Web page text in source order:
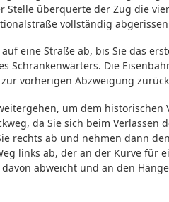
Stelle überquerte der Zug die
vollständig
eine Straße ab, bis Sie das
Schrankenwärters. Die
vorherigen Abzweigung
um dem
da Sie sich beim Verlassen
rechts ab und nehmen dann
links ab, der an der Kurve für
abweicht und an den